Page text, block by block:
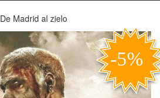
De Madrid al zielo